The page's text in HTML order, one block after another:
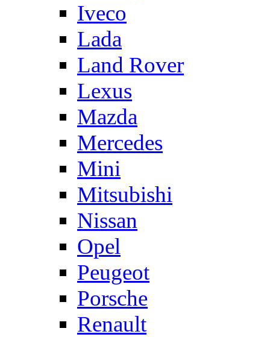
Iveco
Lada
Land Rover
Lexus
Mazda
Mercedes
Mini
Mitsubishi
Nissan
Opel
Peugeot
Porsche
Renault